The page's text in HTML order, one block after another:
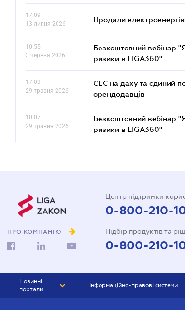
17.09
13 липня 2026
Продали
10.55
3 червня 2026
Безкоштовний вебінар
ризики в LIGA360"
17.03
29 травня 2026
СЕС на даху та єдиний
орендодавців
10.07
29 травня 2026
Безкоштовний вебінар
ризики в LIGA360"
ПРО КОМПАНІЮ
Центр підтримки
0-800-210-
Підбір продуктів та
0-800-210-
Новинні
портали
Інформаційно-правові системи